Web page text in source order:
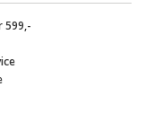
599,-